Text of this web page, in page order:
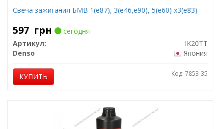
Свеча зажигания БМВ 1(е87), 3(е46,е90), 5(е60) х3(е83)
597 грн
сегодня
Артикул:
IK20TT
Denso
Япония
КУПИТЬ Код: 7853-35